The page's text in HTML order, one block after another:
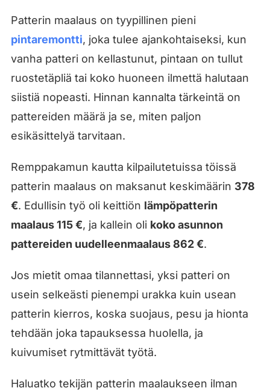
Patterin maalaus on tyypillinen pieni
pintaremontti, joka tulee ajankohtaiseksi, kun
vanha patteri on kellastunut, pintaan on tullut
ruostetäpliä tai koko huoneen ilmettä halutaan
siistiä nopeasti. Hinnan kannalta tärkeintä on
pattereiden määrä ja se, miten paljon
esikäsittelyä tarvitaan.
Remppakamun kautta kilpailutetuissa töissä
patterin maalaus on maksanut keskimäärin 378
€. Edullisin työ oli keittiön lämpöpatterin
maalaus 115 €, ja kallein oli koko asunnon
pattereiden uudelleenmaalaus 862 €.
Jos mietit omaa tilannettasi, yksi patteri on
usein selkeästi pienempi urakka kuin usean
patterin kierros, koska suojaus, pesu ja hionta
tehdään joka tapauksessa huolella, ja
kuivumiset rytmittävät työtä.
Haluatko tekijän patterin maalaukseen ilman